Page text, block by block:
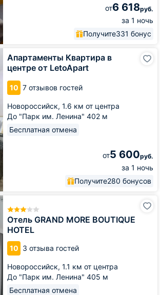
от6 618руб.
за 1 ночь
Получите331 бонус
Апартаменты Квартира в
центре от LetoApart
10 7 отзывов гостей
Новороссийск, 1.6 км от центра
До "Парк им. Ленина" 402 м
Бесплатная отмена
от5 600руб.
за 1 ночь
Получите280 бонусов
Отель GRAND MORE BOUTIQUE
HOTEL
10 3 отзыва гостей
Новороссийск, 1.1 км от центра
До "Парк им. Ленина" 405 м
Бесплатная отмена